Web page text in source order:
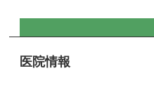
医院情報